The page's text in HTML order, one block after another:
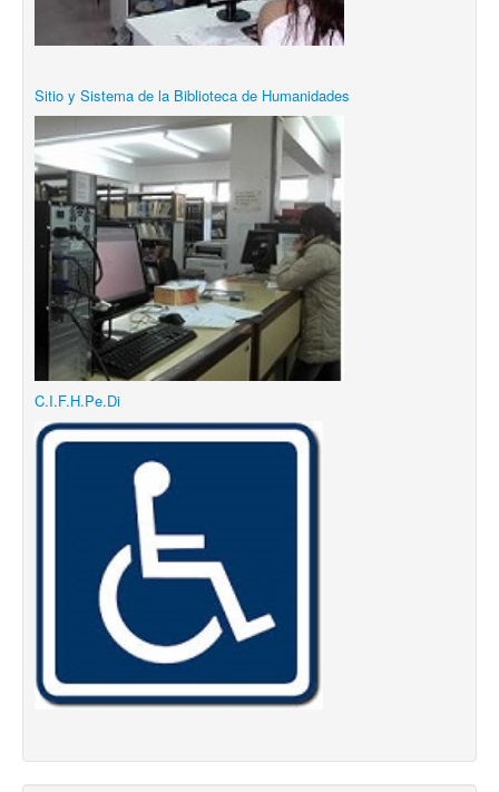
Sitio y Sistema de la Biblioteca de Humanidades
C.I.F.H.Pe.Di